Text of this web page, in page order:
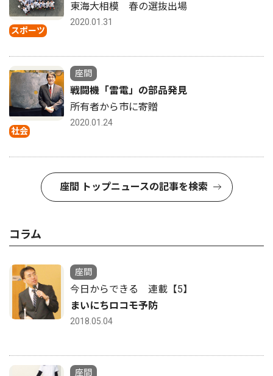
スポーツ
東海大相模 春の選抜出場
2020.01.31
社会
座間
戦闘機「雷電」の部品発見
所有者から市に寄贈
2020.01.24
座間 トップニュースの記事を検索
コラム
座間
今日からできる 連載【5】
まいにちロコモ予防
2018.05.04
座間